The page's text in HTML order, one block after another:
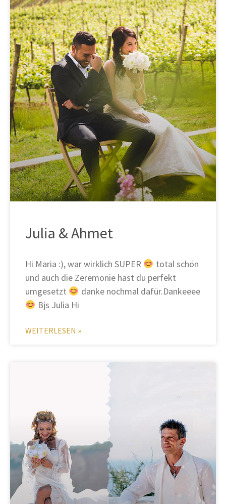
Julia & Ahmet
Hi Maria :), war wirklich SUPER
total schön
und auch die Zeremonie hast du perfekt
umgesetzt
danke nochmal dafür.Dankeeee
Bjs Julia Hi
WEITERLESEN »